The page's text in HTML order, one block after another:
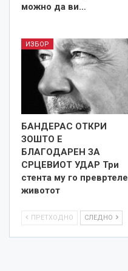
можно да ви…
ИЗБОР
БАНДЕРАС ОТКРИ
ЗОШТО Е
БЛАГОДАРЕН ЗА
СРЦЕВИОТ УДАР Три
стента му го превртеле
животот
ПРЕТХОДНО СЛЕДНО